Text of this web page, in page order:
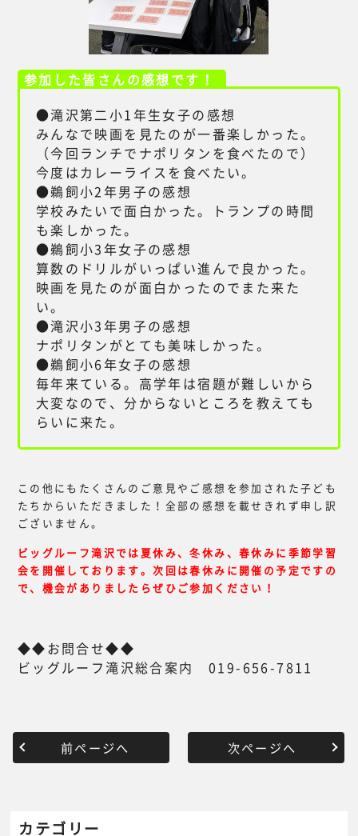
参加した皆さんの感想です！
●滝沢第二小1年生女子の感想
みんなで映画を見たのが一番楽しかった。
（今回ランチでナポリタンを食べたので）
今度はカレーライスを食べたい。
●鵜飼小2年男子の感想
学校みたいで面白かった。トランプの時間
も楽しかった。
●鵜飼小3年女子の感想
算数のドリルがいっぱい進んで良かった。
映画を見たのが面白かったのでまた来た
い。
●滝沢小3年男子の感想
ナポリタンがとても美味しかった。
●鵜飼小6年女子の感想
毎年来ている。高学年は宿題が難しいから
大変なので、分からないところを教えても
らいに来た。
この他にもたくさんのご意見やご感想を参加された子ども
たちからいただきました！全部の感想を載せきれず申し訳
ございません。
ビッグルーフ滝沢では夏休み、冬休み、春休みに季節学習
会を開催しております。次回は春休みに開催の予定ですの
で、機会がありましたらぜひご参加ください！
◆◆お問合せ◆◆
ビッグルーフ滝沢総合案内 019-656-7811
前ページへ 次ページへ
カテゴリー